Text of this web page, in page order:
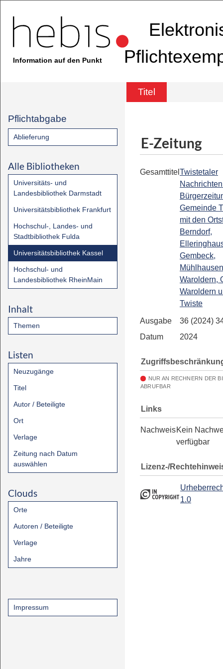
Information auf den Punkt
Titel
Pflichtabgabe
Ablieferung
Alle Bibliotheken
Universitäts- und
Landesbibliothek Darmstadt
Universitätsbibliothek Frankfurt
Hochschul-, Landes- und
Stadtbibliothek Fulda
Universitätsbibliothek Kassel
Hochschul- und
Landesbibliothek RheinMain
Inhalt
Themen
Listen
Neuzugänge
Titel
Autor / Beteiligte
Ort
Verlage
Zeitung nach Datum
auswählen
Clouds
Orte
Autoren / Beteiligte
Verlage
Jahre
Impressum
E-Zeitung
Gesamttitel Twistetaler
Gemeinde
mit den
Berndorf,
Gembeck,
Waroldern,
Waroldern
Twiste
Ausgabe
36 (2024)
Datum
2024
NUR AN RECHNERN DER
ABRUFBAR
Links
NachweisKein
verfügbar
Lizenz-/
1.0